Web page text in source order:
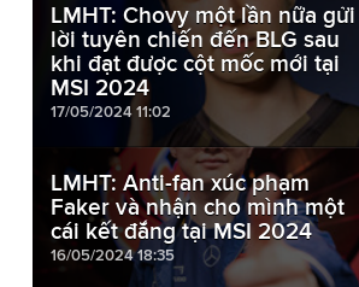
LMHT: Chovy một lần nữa gửi
lời tuyên chiến đến BLG sau
khi đạt được cột mốc mới tại
MSI 2024
17/05/2024 11:02
LMHT: Anti-fan xúc phạm
Faker và nhận cho mình một
cái kết đắng tại MSI 2024
16/05/2024 18:35